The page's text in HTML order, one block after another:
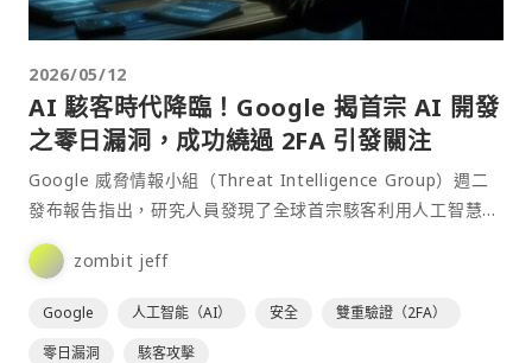
2026/05/12
AI 駭客時代降臨！Google 揭首宗 AI 開發
之零日漏洞，成功繞過 2FA 引發關注
Google 威脅情報小組（Threat Intelligence Group）週二
發布報告指出，研究人員發現了全球首宗駭客利用人工智慧
（AI）開發「零日漏洞（Ze⋯
zombit jeff
Google 人工智能（AI） 安全
雙重驗證（2FA）
零日漏洞
駭客攻擊